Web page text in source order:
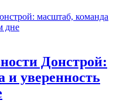
Донстрой:
и уверенность